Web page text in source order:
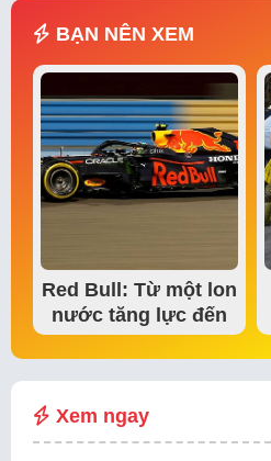
BẠN NÊN XEM
Red Bull: Từ một lon
nước tăng lực đến
đế chế thể…
Xem ngay